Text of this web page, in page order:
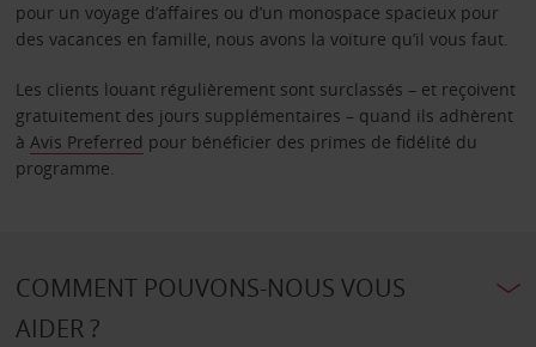
pour un voyage d’affaires ou d’un monospace spacieux pour
des vacances en famille, nous avons la voiture qu’il vous faut.
Les clients louant régulièrement sont surclassés – et reçoivent
gratuitement des jours supplémentaires – quand ils adhèrent
à Avis Preferred pour bénéficier des primes de fidélité du
programme.
COMMENT POUVONS-NOUS VOUS
AIDER ?